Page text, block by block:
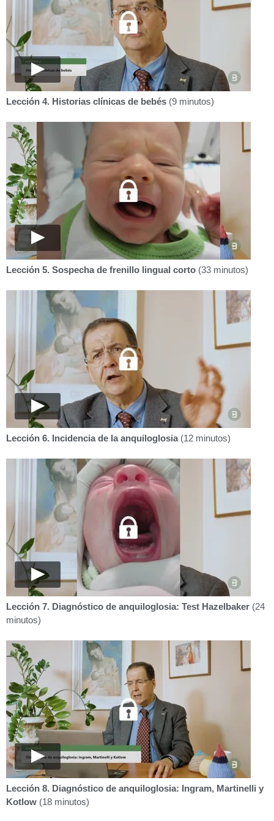
Lección 4. Historias clínicas de bebés (9 minutos)
Lección 5. Sospecha de frenillo lingual corto (33 minutos)
Lección 6. Incidencia de la anquiloglosia(12 minutos)
Lección 7. Diagnóstico de anquiloglosia: Test Hazelbaker (24
minutos)
Lección 8. Diagnóstico de anquiloglosia: Ingram, Martinelli y
Kotlow (18 minutos)